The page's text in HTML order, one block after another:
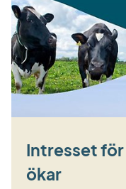
Intresset
ökar